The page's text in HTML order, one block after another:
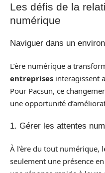
Les défis de la
numérique
Naviguer dans un
L’ère numérique a
entreprises interagissent
Pour Pacsun, ce
une opportunité
1. Gérer les attentes
À l’ère du tout numérique,
seulement une présence